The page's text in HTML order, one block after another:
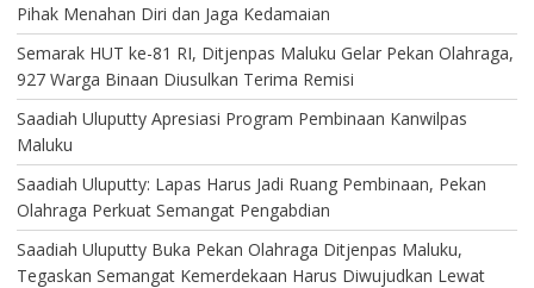
Pihak Menahan Diri dan Jaga Kedamaian
Semarak HUT ke-81 RI, Ditjenpas Maluku Gelar Pekan Olahraga,
927 Warga Binaan Diusulkan Terima Remisi
Saadiah Uluputty Apresiasi Program Pembinaan Kanwilpas
Maluku
Saadiah Uluputty: Lapas Harus Jadi Ruang Pembinaan, Pekan
Olahraga Perkuat Semangat Pengabdian
Saadiah Uluputty Buka Pekan Olahraga Ditjenpas Maluku,
Tegaskan Semangat Kemerdekaan Harus Diwujudkan Lewat